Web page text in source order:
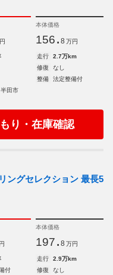
本体価格
156. 8 万円
走行
2.7万km
修復
なし
整備
法定整備付
田市
り・在庫確認
ングセレクション 最長5
本体価格
197. 8 万円
走行
2.9万km
付 修復
なし